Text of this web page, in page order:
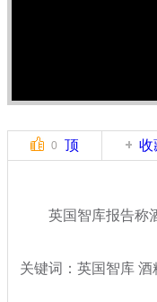
0 顶 收
英国智库报告称酒
关键词：英国智库 酒